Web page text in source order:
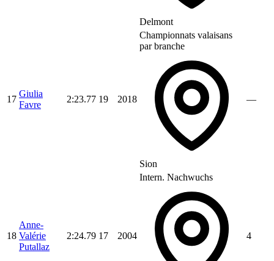
Delmont
17
Giulia
Favre
2:23.77 19 2018
Championnats valaisans
par branche
Sion
—
18
Anne-
Valérie
Putallaz
2:24.79 17 2004
Intern. Nachwuchs
4